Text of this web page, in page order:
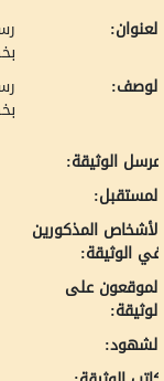
الوثيقة:
المذكورين
الوثيقة:
على